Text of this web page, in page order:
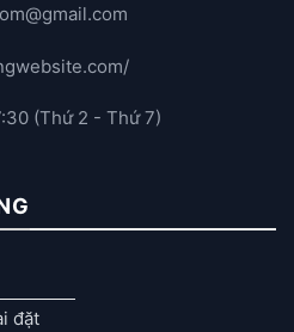
(Thứ 2 - Thứ 7)
đặt